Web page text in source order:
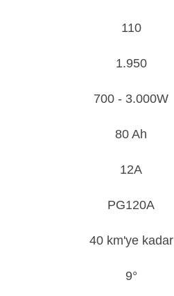
110
1.950
700 - 3.000W
80 Ah
12A
PG120A
40 km'ye kadar
9°